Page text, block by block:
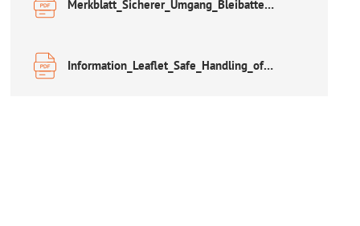
Merkblatt_Sicherer_Umgang_Bleibatterien.pdf
Information_Leaflet_Safe_Handling_of_Lead_Acid_Accumulators.pdf